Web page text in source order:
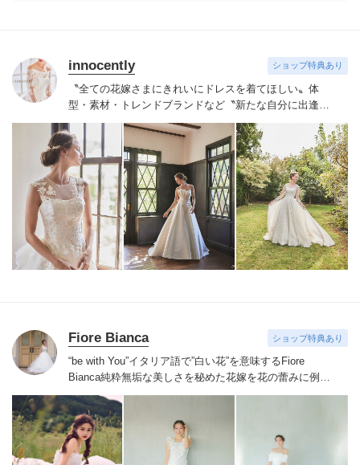
innocently ショップ特典あり
〝全ての花嫁さまにきれいにドレスを着てほしい〟 体
型・素材・トレンドブランドなど〝新たな自分に出逢え
る〟幅広いラインナップが揃うinnocently。
素材・デザイ
ンにこだわったオリジナルドレスは3～23号まで展開。
国内外の有名デザイナーズドレスも多数取扱っており、
NYやミラノ・バルセロナからセレクトされたインポート
ドレスは全て日本人花嫁向けにサイズ調整。さらに和装
は1903年創業からの伝統を受け継がれている厳選された
お着物や現代の薫りをちりばめた艶やかなコレクショ
ン。すべての花嫁さまへ後悔しないお衣裳選びをお手伝
いさせて頂きます。
Fiore Bianca ショップ特典あり
“be with You”イタリア語で”白い花”を意味するFiore
Bianca純粋無垢な美しさを秘めた花嫁を花の蕾みに例え
白い花が咲くまでのストーリーをあなたと共に紡いでい
きます
世界を巡り出会ったデザイナーズブランドや、オ
リジナルドレスはまだ見ぬ新しい自分の姿へと出会わせ
てくれます。
誰かの真似ではなくあなただからできるス
タイルへあなたにしかできないブライズスタイルへ導き